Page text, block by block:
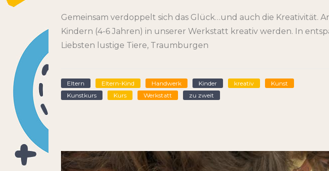
Gemeinsam verdoppelt sich das Glück…und auch die Kreativität.
Kindern (4-6 Jahren) in unserer Werkstatt kreativ werden. In
Liebsten lustige Tiere, Traumburgen
Eltern Eltern-Kind Handwerk Kinder kreativ
Kunst
Kunstkurs
Kurs Werkstatt zu zweit